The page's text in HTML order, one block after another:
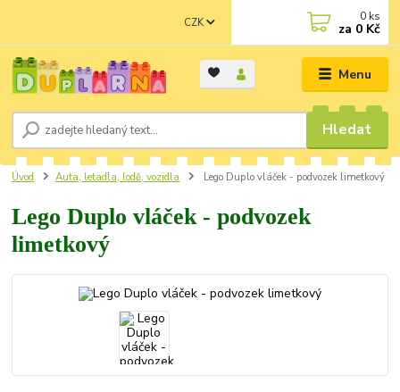
Menu
CZK
Hledat
0 ks
za 0 Kč
Úvod Auta, letadla, lodě, vozidla Lego Duplo vláček - podvozek limetkový
Lego Duplo vláček - podvozek
limetkový